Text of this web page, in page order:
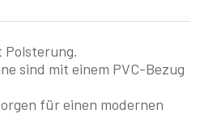
Polsterung.
sind mit einem PVC-Bezug
für einen modernen